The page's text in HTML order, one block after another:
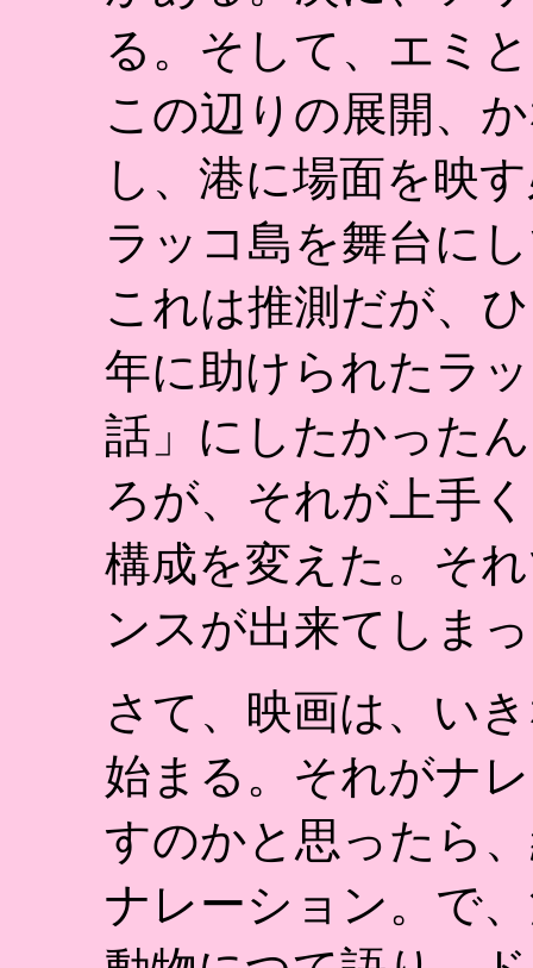
る。そして、エミ
この辺りの展開、
し、港に場面を映
ラッコ島を舞台に
これは推測だが、
年に助けられたラ
話」にしたかった
ろが、それが上手
構成を変えた。そ
ンスが出来てしま
さて、映画は、い
始まる。それがナ
すのかと思ったら
ナレーション。で